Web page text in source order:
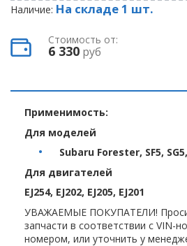
Наличие: На складе 1 шт.
Стоимость от:
6 330 руб
Применимость:
Для моделей
Subaru Forester, SF5,
Для двигателей
EJ254, EJ202, EJ205, EJ201
УВАЖАЕМЫЕ ПОКУПАТЕЛИ!
запчасти в соответствии с VIN-
номером, или уточнить у